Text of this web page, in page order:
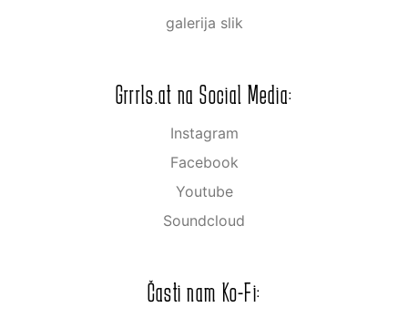
galerija slik
Grrrls.at na Social Media:
Instagram
Facebook
Youtube
Soundcloud
Časti nam Ko-Fi: